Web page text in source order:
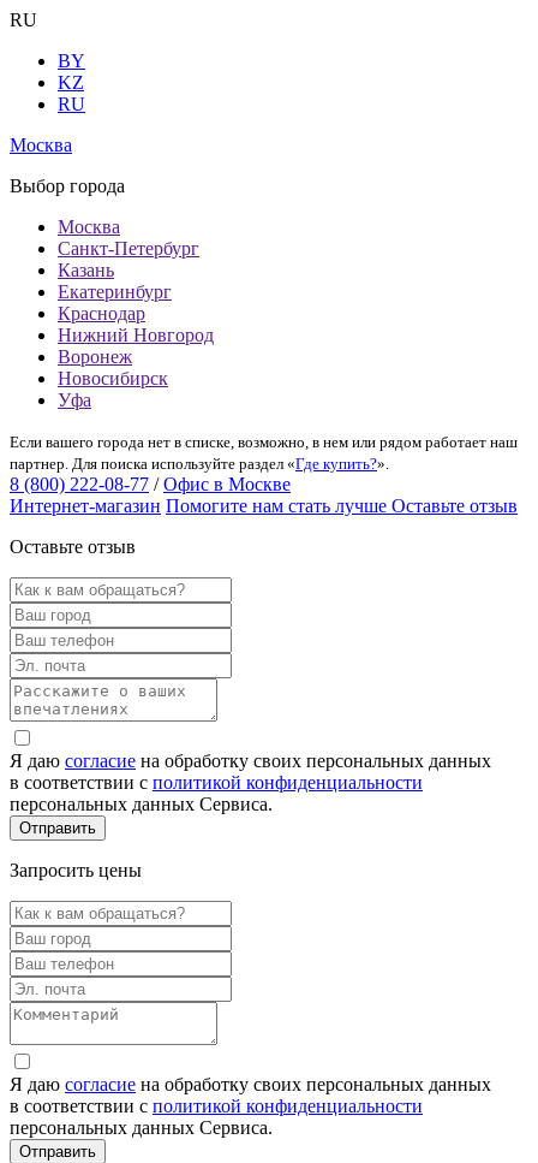
RU
BY
KZ
RU
Москва
Выбор города
Москва
Санкт-Петербург
Казань
Екатеринбург
Краснодар
Нижний Новгород
Воронеж
Новосибирск
Уфа
Если вашего города нет в списке, возможно, в нем или рядом работает наш
партнер. Для поиска используйте раздел «Где купить?».
8 (800) 222-08-77 / Офис в Москве
Интернет-магазин Помогите нам стать лучше Оставьте отзыв
Оставьте отзыв
Я даю согласие на обработку своих персональных данных
в соответствии с политикой конфиденциальности
персональных данных Сервиса.
Запросить цены
Я даю согласие на обработку своих персональных данных
в соответствии с политикой конфиденциальности
персональных данных Сервиса.